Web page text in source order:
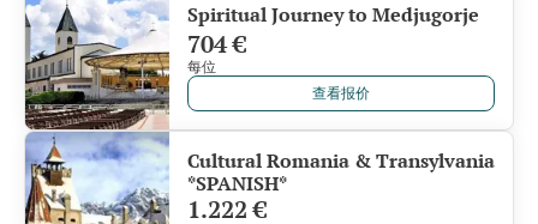
Spiritual Journey to Medjugorje
704 €
每位
查看报价
Cultural Romania & Transylvania
*SPANISH*
1.222 €